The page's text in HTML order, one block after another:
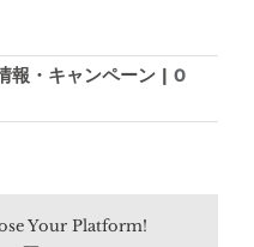
報・キャンペーン | 0
Your Platform!